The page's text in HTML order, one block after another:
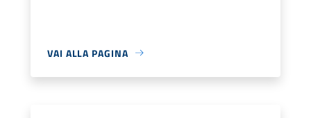
VAI ALLA PAGINA